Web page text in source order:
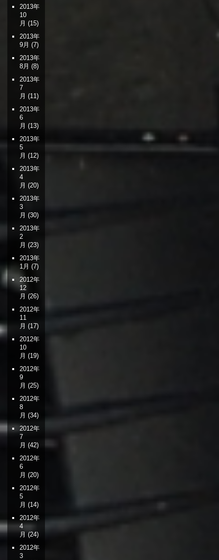
2013年
10
月 (15)
2013年
9月 (7)
2013年
8月 (8)
2013年
7
月 (11)
2013年
6
月 (13)
2013年
5
月 (12)
2013年
4
月 (20)
2013年
3
月 (30)
2013年
2
月 (23)
2013年
1月 (7)
2012年
12
月 (26)
2012年
11
月 (17)
2012年
10
月 (19)
2012年
9
月 (25)
2012年
8
月 (34)
2012年
7
月 (42)
2012年
6
月 (20)
2012年
5
月 (14)
2012年
4
月 (24)
2012年
3